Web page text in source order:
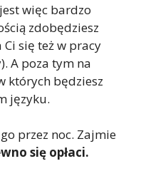
więc bardzo
zdobędziesz
się też w pracy
A poza tym na
których będziesz
języku.
przez noc. Zajmie
się opłaci.